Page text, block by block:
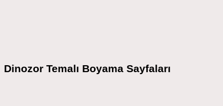
Dinozor Temalı Boyama Sayfaları